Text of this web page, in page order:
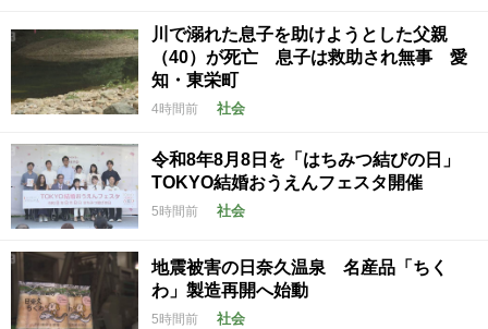
川で溺れた息子を助けようとした父親
（40）が死亡 息子は救助され無事 愛
知・東栄町
4時間前 社会
令和8年8月8日を「はちみつ結びの日」
TOKYO結婚おうえんフェスタ開催
5時間前 社会
地震被害の日奈久温泉 名産品「ちく
わ」製造再開へ始動
5時間前 社会